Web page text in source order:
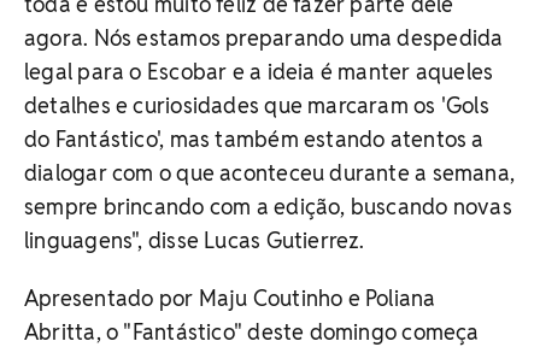
agora. Nós estamos preparando uma despedida
legal para o Escobar e a ideia é manter aqueles
detalhes e curiosidades que marcaram os 'Gols
do Fantástico', mas também estando atentos a
dialogar com o que aconteceu durante a semana,
sempre brincando com a edição, buscando novas
linguagens", disse Lucas Gutierrez.
Apresentado por Maju Coutinho e Poliana
Abritta, o "Fantástico" deste domingo começa